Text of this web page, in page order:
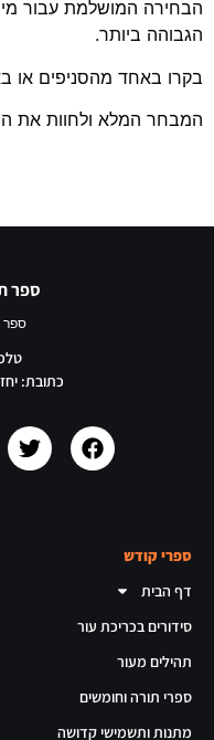
הבחירה המושלמת עבור
הגבוהה ביותר.
בקרו באחד מהסניפים או
המבחר המלא ולחוות את
ספר
ספר
טלפון:
כתובת:
ספרי קודש
דף הבית
סידורים בכריכת עור
תהילים מעור
ספרי תורה וחומשים
מתנות ותשמישי קדושה